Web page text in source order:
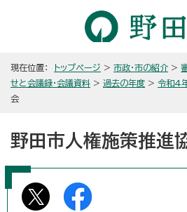
現在位置： トップページ > 市政・市の紹介 >
せと会議録・会議資料 > 過去の年度 > 令和4
会
野田市人権施策推進